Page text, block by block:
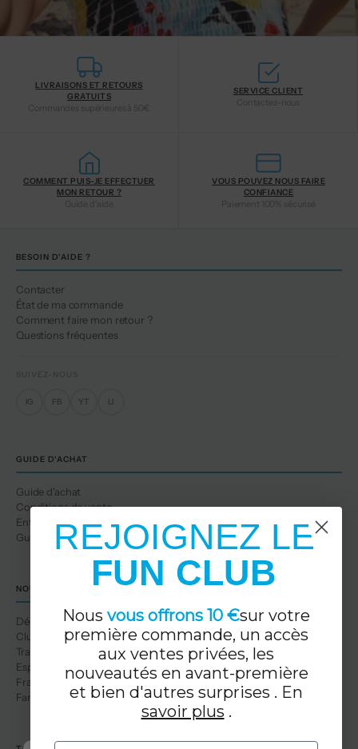
LIVRAISONS ET RETOURS
GRATUITS
Commandes supérieures à 50€
SERVICE CLIENT
Contactez-nous
COMMENT PUIS-JE EFFECTUER
MON RETOUR ?
Guide d'aide
VOUS POUVEZ NOUS FAIRE
CONFIANCE
Paiement 100% sécurisé
BESOIN D'AIDE ?
Contacter
État de ma commande
Comment faire mon retour ?
Questions fréquentes
IG FB YT LI
GUIDE D'ACHAT
Guide d'achat
Conditions de vente
Entretien des vêtements
Guide des tailles
NOUS
Découvrez-nous
Club de loisirs
Travaille avec nous
Espace professionnel
Franchises
Familles nombreuses
REJOIGNEZ LE
FUN CLUB
Nous vous offrons 10 €sur votre
première commande, un accès
aux ventes privées, les
nouveautés en avant-première
et bien d'autres surprises . En
savoir plus .